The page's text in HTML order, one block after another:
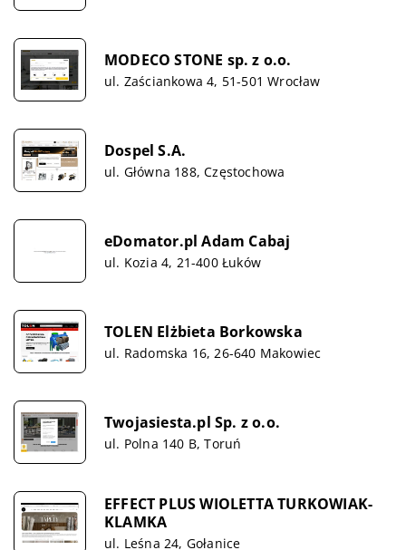
MODECO STONE sp. z o.o.
ul. Zaściankowa 4, 51-501 Wrocław
Dospel S.A.
ul. Główna 188, Częstochowa
eDomator.pl Adam Cabaj
ul. Kozia 4, 21-400 Łuków
TOLEN Elżbieta Borkowska
ul. Radomska 16, 26-640 Makowiec
Twojasiesta.pl Sp. z o.o.
ul. Polna 140 B, Toruń
EFFECT PLUS WIOLETTA TURKOWIAK-
KLAMKA
ul. Leśna 24, Gołanice